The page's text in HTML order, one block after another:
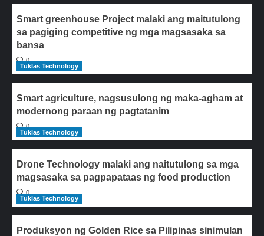
Smart greenhouse Project malaki ang maitutulong
sa pagiging competitive ng mga magsasaka sa
bansa
0
Tuklas Technology
Smart agriculture, nagsusulong ng maka-agham at
modernong paraan ng pagtatanim
0
Tuklas Technology
Drone Technology malaki ang naitutulong sa mga
magsasaka sa pagpapataas ng food production
0
Tuklas Technology
Produksyon ng Golden Rice sa Pilipinas sinimulan